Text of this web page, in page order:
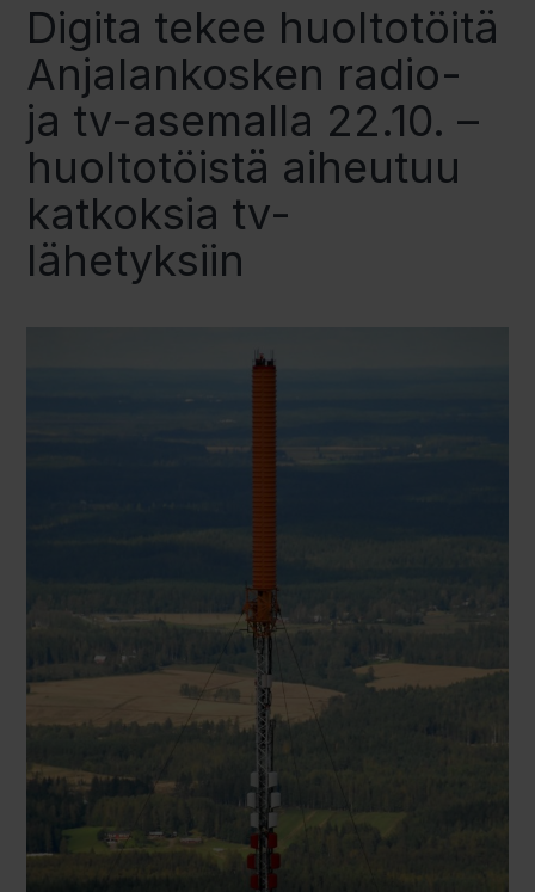
Digita tekee huoltotöitä
Anjalankosken radio-
ja tv-asemalla 22.10. –
huoltotöistä aiheutuu
katkoksia tv-
lähetyksiin